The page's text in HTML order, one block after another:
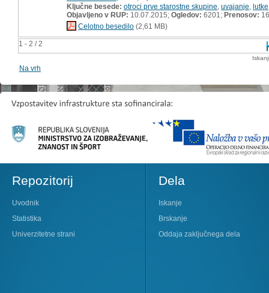
1 - 2 / 2
Ključne besede: otroci prve starostne skupine uvajanje lutke
Objavljeno v RUP: 10.07.2015; Ogledov: 6201; Prenosov:
Celotno besedilo (2,61 MB)
Na vrh
Repozitorij
Uvodnik
Statistika
Univerzitetne strani
Dela
Iskanje
Brskanje
Oddaja zaključnega dela